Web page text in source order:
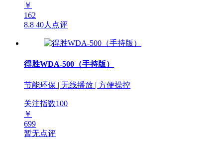
￥
162
8.8 40人点评
得胜WDA-500（手持版）
节能环保 | 无线播放 | 方便操控
关注指数100
￥
699
暂无点评